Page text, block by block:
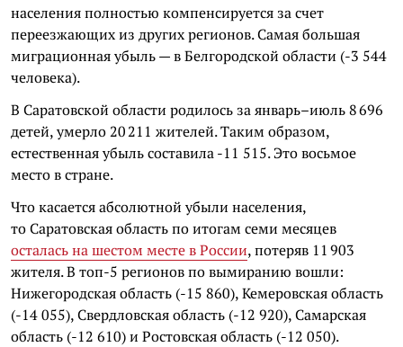
населения полностью компенсируется за счет
переезжающих из других регионов. Самая большая
миграционная убыль — в Белгородской области (-3 544
человека).
В Саратовской области родилось за январь–июль 8 696
детей, умерло 20 211 жителей. Таким образом,
естественная убыль составила -11 515. Это восьмое
место в стране.
Что касается абсолютной убыли населения,
то Саратовская область по итогам семи месяцев
осталась на шестом месте в России, потеряв 11 903
жителя. В топ-5 регионов по вымиранию вошли:
Нижегородская область (-15 860), Кемеровская область
(-14 055), Свердловская область (-12 920), Самарская
область (-12 610) и Ростовская область (-12 050).